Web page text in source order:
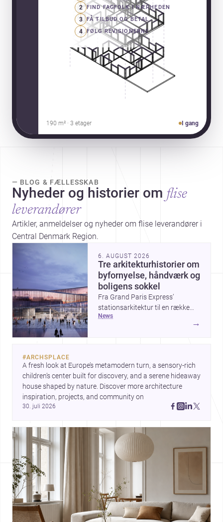
2 FIND FAGFOLK I NÆRHEDEN
3 FÅ TILBUD OG BETAL
4 FØLG REVISIONERNE
190 m² · 3 etager I gang
— BLOG & FÆLLESSKAB
Nyheder og historier om flise
leverandører
Artikler, anmeldelser og nyheder om flise leverandører i
Central Denmark Region.
6. AUGUST 2026
Tre arkitekturhistorier om
byfornyelse, håndværk og
boligens sokkel
Fra Grand Paris Express’
stationsarkitektur til en række
projekter, der undersøger
Samtidig peger The Plinth House
/ Cambra Buró på, hvordan et
klart greb om fundament,
proportion og materialitet kan
give et hjem stærk karakter.
news
→
#ARCHSPLACE
A fresh look at Europe’s metamodern turn, a sensory-rich
children’s center built for discovery, and a serene hideaway
house shaped by nature. Discover more architecture
30. juli 2026